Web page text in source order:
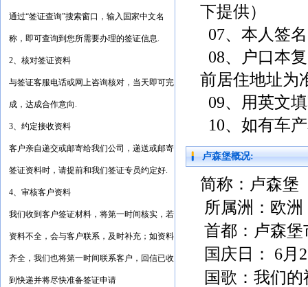
通过“签证查询”搜索窗口，输入国家中文名
称，即可查询到您所需要办理的签证信息.
2、核对签证资料
与签证客服电话或网上咨询核对，当天即可完
成，达成合作意向.
3、约定接收资料
客户亲自递交或邮寄给我们公司，递送或邮寄
签证资料时，请提前和我们签证专员约定好.
4、审核客户资料
我们收到客户签证材料，将第一时间核实，若
资料不全，会与客户联系，及时补充；如资料
齐全，我们也将第一时间联系客户，回信已收
到快递并将尽快准备签证申请
下提供）
07、本人签
08、户口本
前居住地址为
09、用英文
10、如有车
卢森堡概况:
简称： 卢森堡
所属洲： 欧洲
首都： 卢森堡
国庆日：
6月
国歌： 我们的